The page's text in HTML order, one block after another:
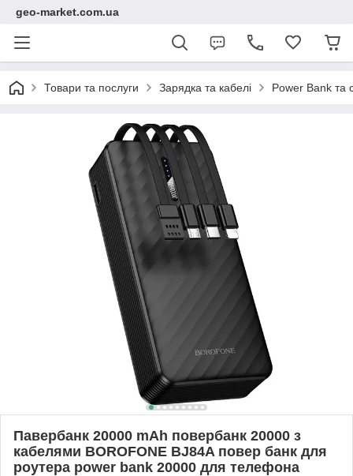
geo-market.com.ua
Товари та послуги Зарядка та кабелі Power Bank та
Павербанк 20000 mAh повербанк 20000 з
кабелями BOROFONE BJ84A повер банк для
роутера power bank 20000 для телефона